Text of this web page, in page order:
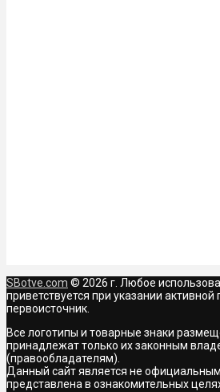
SBotve.com © 2026 г. Любое
приветствуется при указании активной
первоисточник.
Все логотипы и товарные знаки
принадлежат только их законным
(правообладателям).
Данный сайт является не
представлена в ознакомительных